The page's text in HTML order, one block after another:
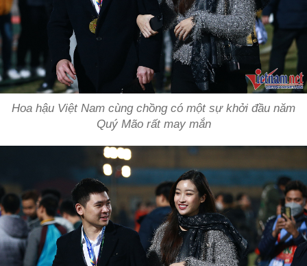
Hoa hậu Việt Nam cùng chồng có một sự khởi đầu năm
Quý Mão rất may mắn